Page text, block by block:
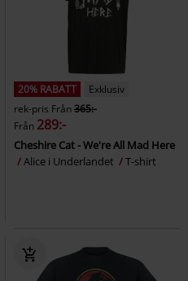
20% RABATT
Exklusiv
rek-pris Från365:-
Från 289:-
Cheshire Cat - We're All Mad Here
Alice i Underlandet
T-shirt